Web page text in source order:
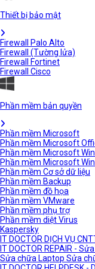
Thiết bị bảo mật
Firewall Palo Alto
Firewall (Tường lửa)
Firewall Fortinet
Firewall Cisco
Phần mềm bản quyền
Phần mềm Microsoft
Phần mềm Microsoft
Phần mềm Microsoft
Phần mềm Microsoft
Phần mềm Cơ sở dữ liệu
Phần mềm Backup
Phần mềm đồ họa
Phần mềm VMware
Phần mềm phụ trợ
Phần mềm diệt Virus
Kaspersky
IT DOCTOR DỊCH VỤ
IT DOCTOR REPAIR -
Sửa chữa Laptop Sửa